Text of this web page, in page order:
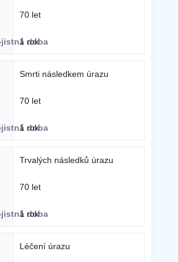
70 let
1 rok
Smrti následkem úrazu
70 let
1 rok
Trvalých následků úrazu
70 let
1 rok
Léčení úrazu